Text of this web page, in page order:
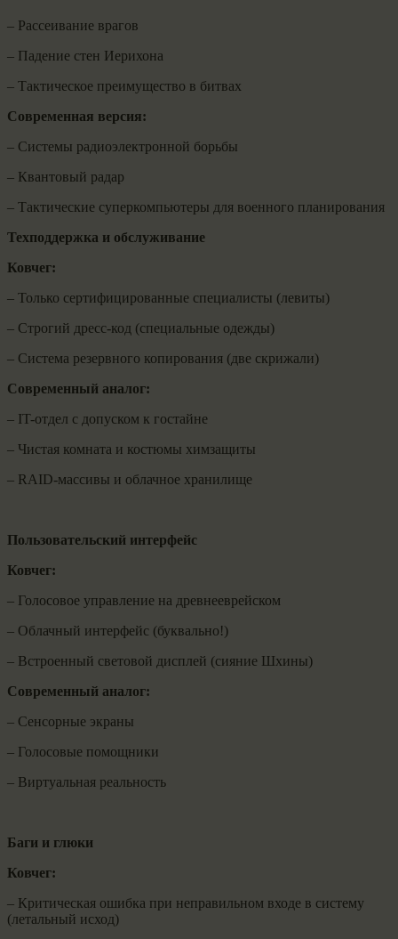
– Рассеивание врагов
– Падение стен Иерихона
– Тактическое преимущество в битвах
Современная версия:
– Системы радиоэлектронной борьбы
– Квантовый радар
– Тактические суперкомпьютеры для военного планирования
Техподдержка и обслуживание
Ковчег:
– Только сертифицированные специалисты (левиты)
– Строгий дресс-код (специальные одежды)
– Система резервного копирования (две скрижали)
Современный аналог:
– IT-отдел с допуском к гостайне
– Чистая комната и костюмы химзащиты
– RAID-массивы и облачное хранилище
Пользовательский интерфейс
Ковчег:
– Голосовое управление на древнееврейском
– Облачный интерфейс (буквально!)
– Встроенный световой дисплей (сияние Шхины)
Современный аналог:
– Сенсорные экраны
– Голосовые помощники
– Виртуальная реальность
Баги и глюки
Ковчег:
– Критическая ошибка при неправильном входе в систему
(летальный исход)